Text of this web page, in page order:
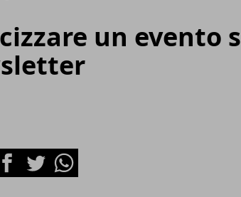
un evento
FacebookTwitterWhatsapp